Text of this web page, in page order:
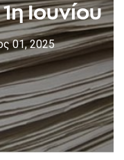
Ιουνίου
01, 2025